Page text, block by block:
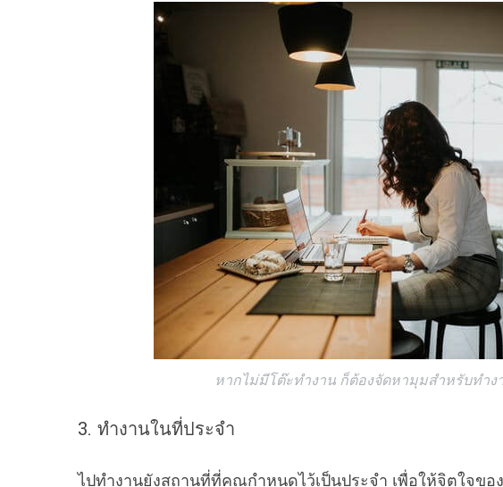
หากไม่มีโต๊ะทำงาน ก็ต้องจัดหามุมสำหรับทำง
3. ทำงานในที่ประจำ
ไปทำงานยังสถานที่ที่คุณกำหนดไว้เป็นประจำ เพื่อให้จิตใจ